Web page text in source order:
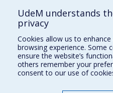
Qui fait quoi?
Nous trouver
Plan du site
Accessibilité
UdeM understands
privacy
Cookies allow us to
browsing experience. Some
ensure the website’s
others remember your
consent to our use of